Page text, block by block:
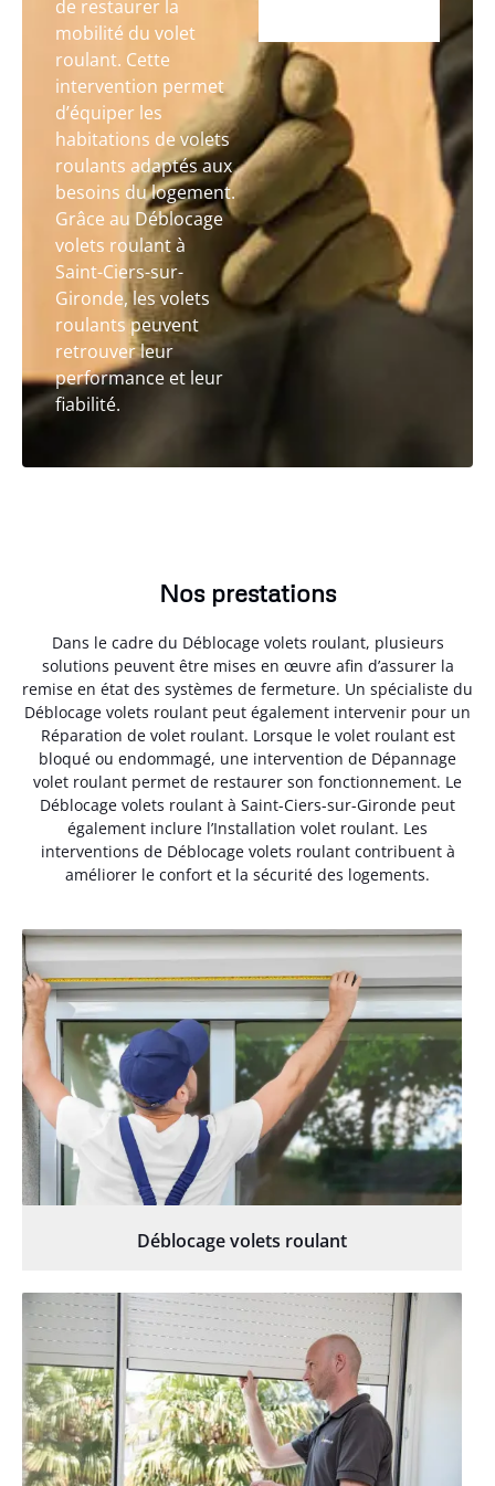
de restaurer la
mobilité du volet
roulant. Cette
intervention permet
d’équiper les
habitations de volets
roulants adaptés aux
besoins du logement.
Grâce au Déblocage
volets roulant à
Saint-Ciers-sur-
Gironde, les volets
roulants peuvent
retrouver leur
performance et leur
fiabilité.
Nos prestations
Dans le cadre du Déblocage volets roulant, plusieurs
solutions peuvent être mises en œuvre afin d’assurer la
remise en état des systèmes de fermeture. Un spécialiste du
Déblocage volets roulant peut également intervenir pour un
Réparation de volet roulant. Lorsque le volet roulant est
bloqué ou endommagé, une intervention de Dépannage
volet roulant permet de restaurer son fonctionnement. Le
Déblocage volets roulant à Saint-Ciers-sur-Gironde peut
également inclure l’Installation volet roulant. Les
interventions de Déblocage volets roulant contribuent à
améliorer le confort et la sécurité des logements.
Déblocage volets roulant